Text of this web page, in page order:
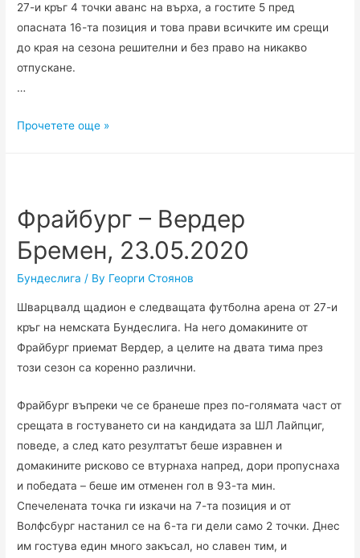
27-и кръг 4 точки аванс на върха, а гостите 5 пред
опасната 16-та позиция и това прави всичките им срещи
до края на сезона решителни и без право на никакво
отпускане.
…
Байерн
23.05.
2020
Прочетете още »
Фрайбург – Вердер
Бремен, 23.05.2020
Бундеслига / By Георги Стоянов
Шварцвалд щадион е следващата футболна арена от 27-и
кръг на немската Бундеслига. На него домакините от
Фрайбург приемат Вердер, а целите на двата тима през
този сезон са коренно различни.
Фрайбург въпреки че се бранеше през по-голямата част от
срещата в гостуването си на кандидата за ШЛ Лайпциг,
поведе, а след като резултатът беше изравнен и
домакините рисково се втурнаха напред, дори пропуснаха
и победата – беше им отменен гол в 93-та мин.
Спечелената точка ги изкачи на 7-та позиция и от
Волфсбург настанил се на 6-та ги дели само 2 точки. Днес
им гостува един много закъсал, но славен тим, и